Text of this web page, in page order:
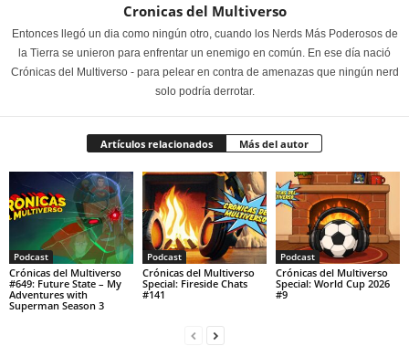
Cronicas del Multiverso
Entonces llegó un dia como ningún otro, cuando los Nerds Más Poderosos de
la Tierra se unieron para enfrentar un enemigo en común. En ese día nació
Crónicas del Multiverso - para pelear en contra de amenazas que ningún nerd
solo podría derrotar.
Artículos relacionados Más del autor
Podcast
Crónicas del Multiverso
#649: Future State – My
Adventures with
Superman Season 3
Podcast
Crónicas del Multiverso
Special: Fireside Chats
#141
Podcast
Crónicas del Multiverso
Special: World Cup 2026
#9